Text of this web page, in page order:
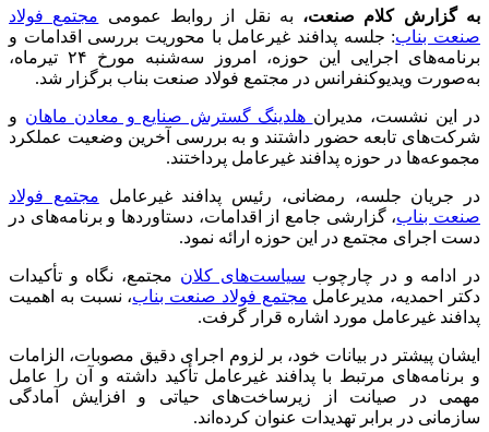
به گزارش کلام صنعت، به نقل از روابط عمومی مجتمع فولاد
صنعت بناب: جلسه پدافند غیرعامل با محوریت بررسی اقدامات و
برنامه‌های اجرایی این حوزه، امروز سه‌شنبه مورخ ۲۴ تیرماه،
به‌صورت ویدیوکنفرانس در مجتمع فولاد صنعت بناب برگزار شد.
در این نشست، مدیران هلدینگ گسترش صنایع و معادن ماهان و
شرکت‌های تابعه حضور داشتند و به بررسی آخرین وضعیت عملکرد
مجموعه‌ها در حوزه پدافند غیرعامل پرداختند.
در جریان جلسه، رمضانی، رئیس پدافند غیرعامل مجتمع فولاد
صنعت بناب، گزارشی جامع از اقدامات، دستاوردها و برنامه‌های در
دست اجرای مجتمع در این حوزه ارائه نمود.
در ادامه و در چارچوب سیاست‌های کلان مجتمع، نگاه و تأکیدات
دکتر احمدیه، مدیرعامل مجتمع فولاد صنعت بناب، نسبت به اهمیت
پدافند غیرعامل مورد اشاره قرار گرفت.
ایشان پیشتر در بیانات خود، بر لزوم اجرای دقیق مصوبات، الزامات
و برنامه‌های مرتبط با پدافند غیرعامل تأکید داشته و آن را عامل
مهمی در صیانت از زیرساخت‌های حیاتی و افزایش آمادگی
سازمانی در برابر تهدیدات عنوان کرده‌اند.